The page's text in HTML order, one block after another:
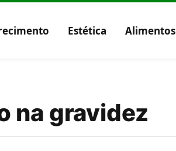
Estética Alimentos
na gravidez